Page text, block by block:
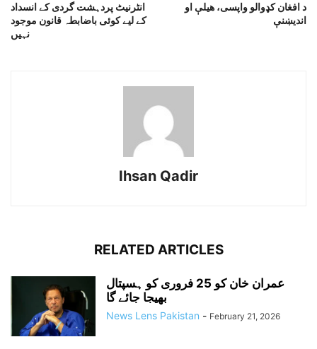
انٹرنیٹ پردہشت گردی کے انسداد
کے لیے کوئی باضابطہ قانون موجود
نہیں
د افغان کډوالو واپسى، هيلې او
انديښنې
Ihsan Qadir
RELATED ARTICLES
عمران خان کو 25 فروری کو ہسپتال
بھیجا جائے گا
News Lens Pakistan - February 21, 2026